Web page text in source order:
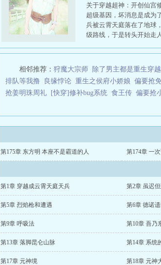
关于穿越超神：开创仙宫
超级基因，坏消息是成为
兵被云霄天庭落在了地球
级路线，于是转头开始走
面图片穿越神仙神仙穿
系的开局成为仙帝穿越
越到异界的
相邻推荐： 狩魔大宗师 除了男主都是重生穿
排队等我撸
良缘悖论 重生之侯府小娇娘 偏要抢
抢姜明珠周礼
[快穿]修补bug系统 食王传 偏要抢
第175章 东方明 本座不是霸道的人 第174章 一
第1章 穿越成云霄天庭天兵 第2章 虽迟
第5章 烈焰枪和遭遇 第6章 德诺
第9章 呼吸法 第10章 吾乃
第13章 落脚昆仑山脉 第14章 系统
第17章 元神境 第18章 元神